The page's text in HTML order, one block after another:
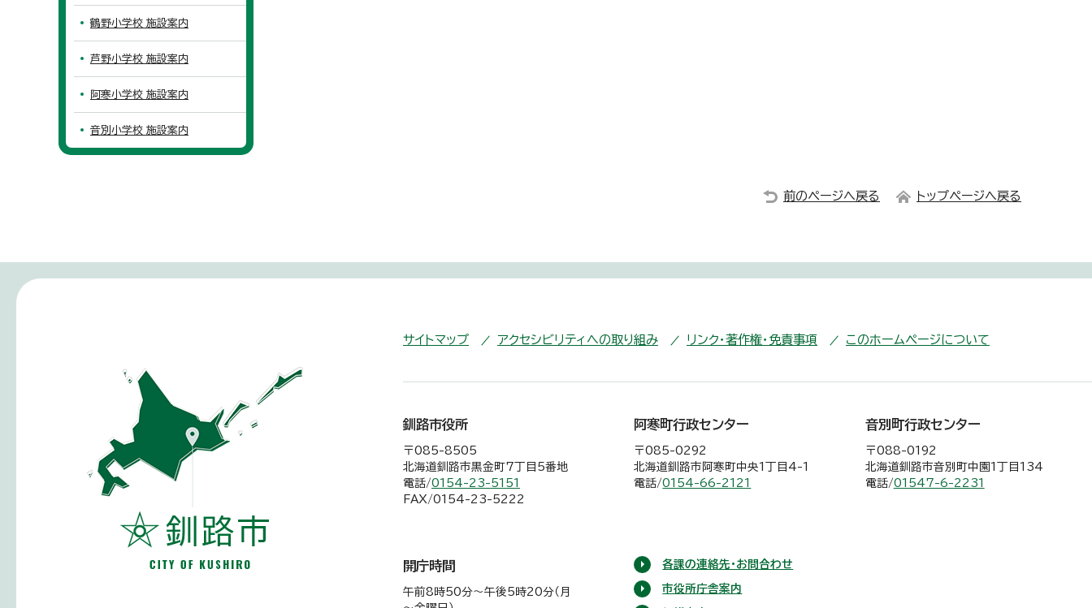
鶴野小学校 施設案内
芦野小学校 施設案内
阿寒小学校 施設案内
音別小学校 施設案内
前のページへ戻る トップページへ戻る
サイトマップ アクセシビリティへの取り組み リンク・著作権・免責事項 このホームページについて
釧路市役所
〒085-8505
北海道釧路市黒金町7丁目5番地
電話/0154-23-5151
FAX/0154-23-5222
阿寒町行政センター
〒085-0292
北海道釧路市阿寒町中央1丁目4-1
電話/0154-66-2121
音別町行政センター
〒088-0192
北海道釧路市音別町中園1丁目134
電話/01547-6-2231
開庁時間
午前8時50分～午後5時20分（月
各課の連絡先・お問合わせ
市役所庁舎案内